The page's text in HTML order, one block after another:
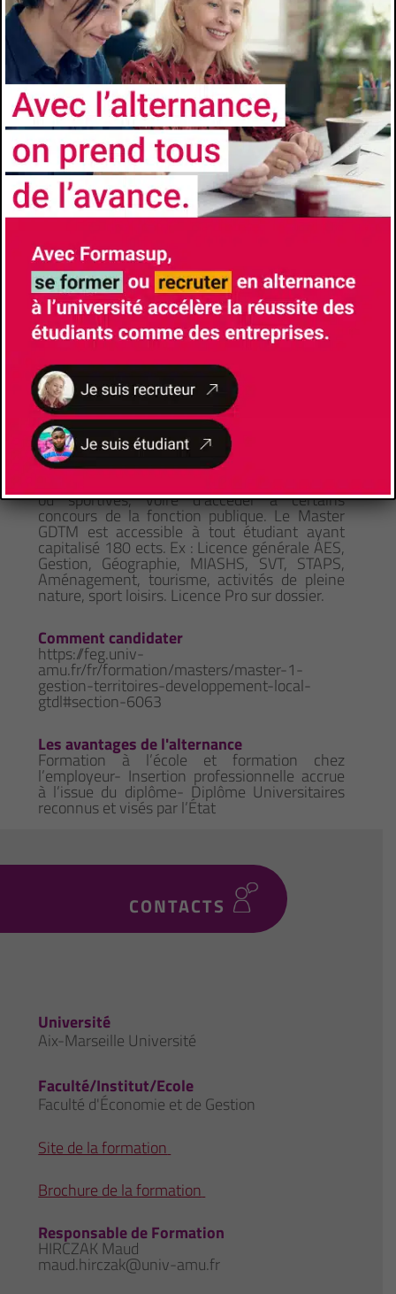
Accompagnement à la vie professionnelle
Méthodologie du mémoire
Stage et mémoire
Pour un programme plus détaillé, merci
de nous adresser la demande par mail à :
contact@formasup-med.com
Niveau d’accès
3e année
Prérequis
Etudiants qui se destinent aux métiers liés à la
gestion durable des territoires de montagne,
désirant travailler dans les secteurs de
l’environnement, de l'aménagement et du
ou sportives, voire d'accéder à certains
concours de la fonction publique. Le Master
GDTM est accessible à tout étudiant ayant
capitalisé 180 ects. Ex : Licence générale AES,
Gestion, Géographie, MIASHS, SVT, STAPS,
Aménagement, tourisme, activités de pleine
nature, sport loisirs. Licence Pro sur dossier.
Comment candidater
https://feg.univ-
amu.fr/fr/formation/masters/master-1-
gestion-territoires-developpement-local-
gtdl#section-6063
Les avantages de l'alternance
Formation à l’école et formation chez
l’employeur- Insertion professionnelle accrue
à l’issue du diplôme- Diplôme Universitaires
reconnus et visés par l’État
CONTACTS
Université
Aix-Marseille Université
Faculté/Institut/Ecole
Faculté d'Économie et de Gestion
Site de la formation
Brochure de la formation
Responsable de Formation
HIRCZAK Maud
maud.hirczak@univ-amu.fr